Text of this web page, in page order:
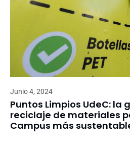
Junio 4, 2024
Puntos Limpios UdeC: la
reciclaje de materiales
Campus más